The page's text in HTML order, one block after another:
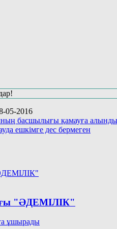
05-2016
басшылығы қамауға алынды
ешкімге дес бермеген
"ӘДЕМІЛІК"